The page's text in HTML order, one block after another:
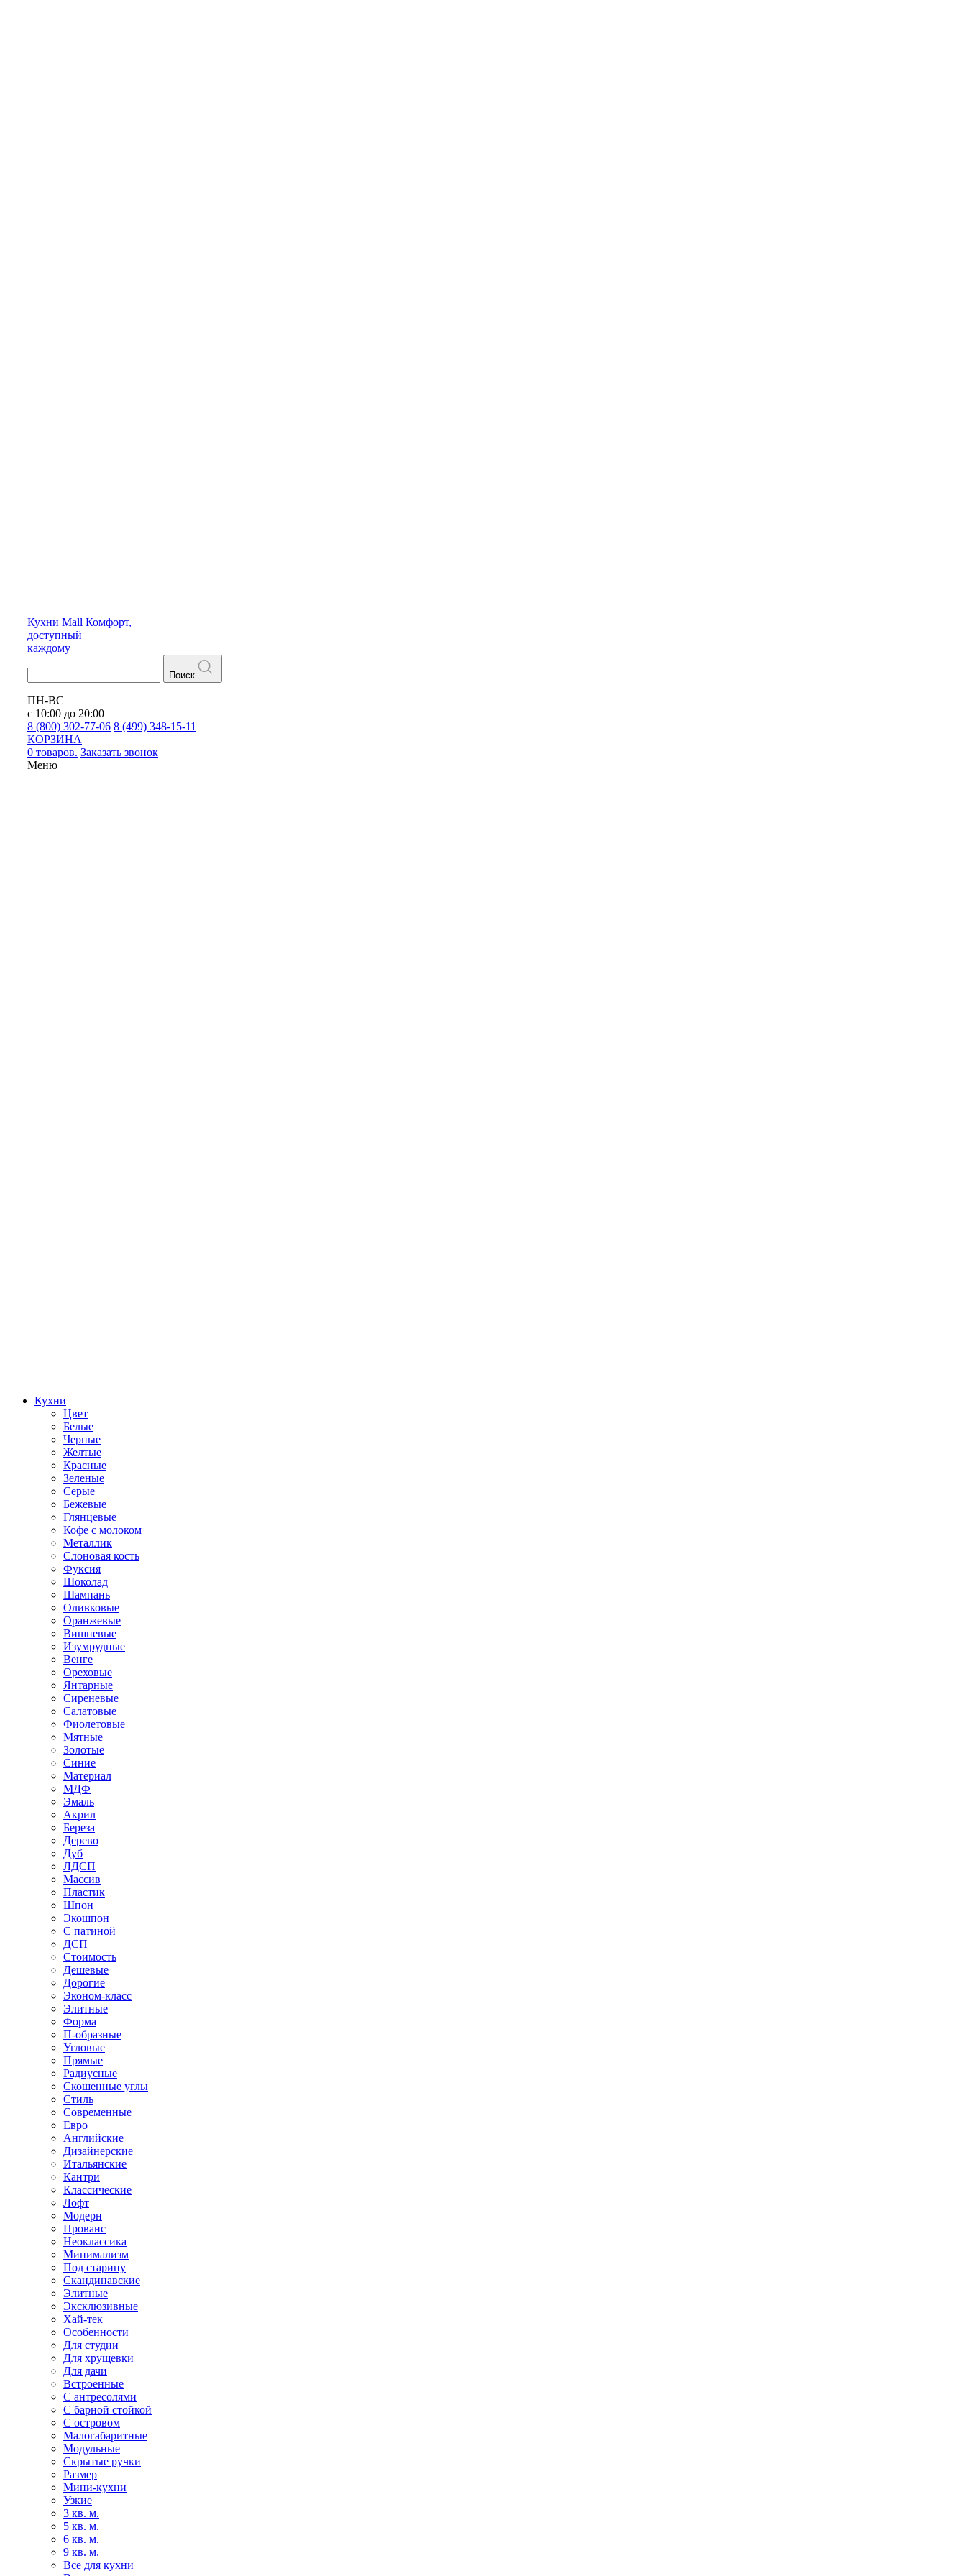
Кухни Mall Комфорт,
доступный
каждому
Поиск
ПН-ВС
с 10:00 до 20:00
8 (800) 302-77-06 8 (499) 348-15-11
КОРЗИНА
0 товаров. Заказать звонок
Меню
Кухни
Цвет
Белые
Черные
Желтые
Красные
Зеленые
Серые
Бежевые
Глянцевые
Кофе с молоком
Металлик
Слоновая кость
Фуксия
Шоколад
Шампань
Оливковые
Оранжевые
Вишневые
Изумрудные
Венге
Ореховые
Янтарные
Сиреневые
Салатовые
Фиолетовые
Мятные
Золотые
Синие
Материал
МДФ
Эмаль
Акрил
Береза
Дерево
Дуб
ЛДСП
Массив
Пластик
Шпон
Экошпон
С патиной
ДСП
Стоимость
Дешевые
Дорогие
Эконом-класс
Элитные
Форма
П-образные
Угловые
Прямые
Радиусные
Скошенные углы
Стиль
Современные
Евро
Английские
Дизайнерские
Итальянские
Кантри
Классические
Лофт
Модерн
Прованс
Неоклассика
Минимализм
Под старину
Скандинавские
Элитные
Эксклюзивные
Хай-тек
Особенности
Для студии
Для хрущевки
Для дачи
Встроенные
С антресолями
С барной стойкой
С островом
Малогабаритные
Модульные
Скрытые ручки
Размер
Мини-кухни
Узкие
3 кв. м.
5 кв. м.
6 кв. м.
9 кв. м.
Все для кухни